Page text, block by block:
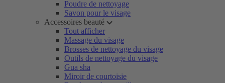
Poudre de nettoyage
Savon pour le visage
Accessoires beauté
Tout afficher
Massage du visage
Brosses de nettoyage du visage
Outils de nettoyage du visage
Gua sha
Miroir de courtoisie